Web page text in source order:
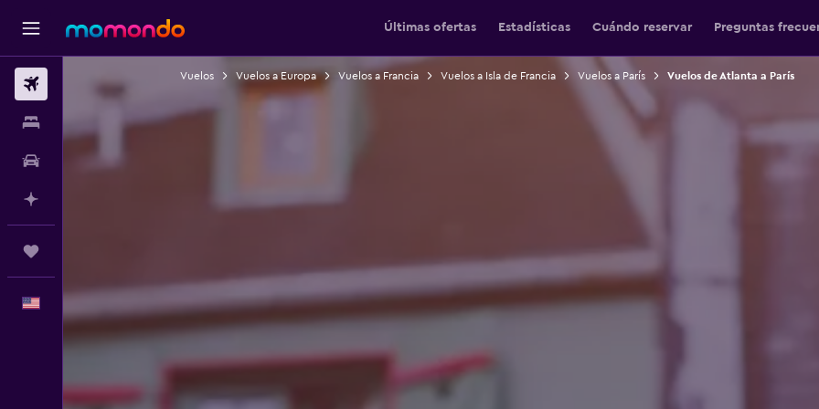
Últimas ofertas Estadísticas Cuándo reservar Preguntas
Vuelos
Alojamientos
Vuelos Vuelos a Europa Vuelos a Francia Vuelos a Isla de Francia Vuelos a París Vuelos de Atlanta a París